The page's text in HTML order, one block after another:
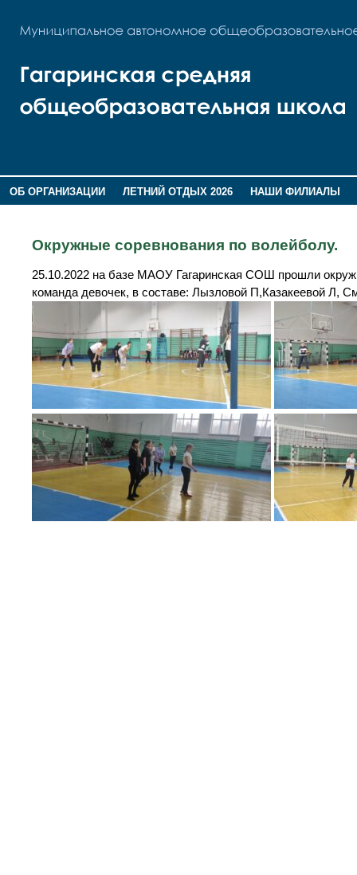
ОБ ОРГАНИЗАЦИИ ЛЕТНИЙ ОТДЫХ 2026
НАШИ ФИЛИАЛЫ
Окружные соревнования по волейболу.
25.10.2022 на базе МАОУ Гагаринская СОШ прошли
команда девочек, в составе: Лызловой П,Казакеевой Л,